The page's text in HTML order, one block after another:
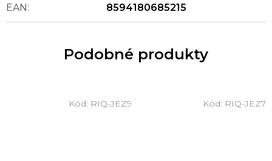
EAN: 8594180685215
Podobné produkty
Kód: RIQ-JEZ9 Kód: RIQ-JEZ7